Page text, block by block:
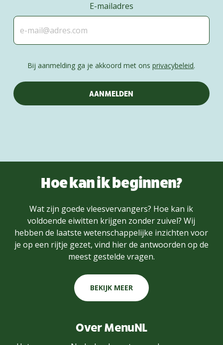
E-mailadres
Bij aanmelding ga je akkoord met onsprivacybeleid.
Hoe kan ik beginnen?
Wat zijn goede vleesvervangers? Hoe kan ik
voldoende eiwitten krijgen zonder zuivel? Wij
hebben de laatste wetenschappelijke inzichten voor
je op een rijtje gezet, vind hier de antwoorden op de
meest gestelde vragen.
BEKIJK MEER
Over MenuNL